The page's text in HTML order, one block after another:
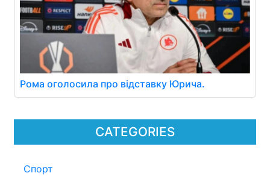
CATEGORIES
Спорт
Рома оголосила про відставку Юрича.